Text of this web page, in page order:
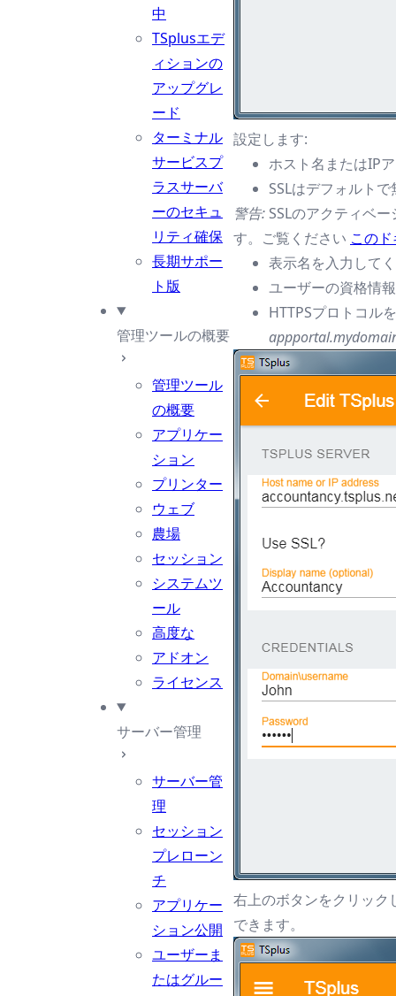
中
TSplusエデ
ィションの
アップグレ
ード
ターミナル
サービスプ
ラスサーバ
ーのセキュ
リティ確保
長期サポー
ト版
管理ツールの概要
管理ツール
の概要
アプリケー
ション
プリンター
ウェブ
農場
セッション
システムツ
ール
高度な
アドオン
ライセンス
サーバー管理
サーバー管
理
セッション
プレローン
チ
アプリケー
ション公開
ユーザーま
たはグルー
設定します:
ホスト名またはIP
SSLはデフォルト
警告: SSLのアクティベ
す。ご覧ください この
表示名を入力して
ユーザーの資格情
HTTPSプロトコル
右上のボタンをクリック
できます。